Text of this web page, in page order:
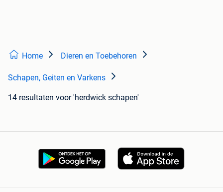
Home Dieren en Toebehoren
Schapen, Geiten en Varkens
14 resultaten voor 'herdwick schapen'